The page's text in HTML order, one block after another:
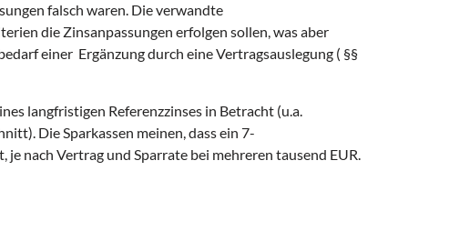
falsch waren. Die verwandte
die Zinsanpassungen erfolgen sollen, was aber
einer Ergänzung durch eine Vertragsauslegung ( §§
langfristigen Referenzzinses in Betracht (u.a.
Die Sparkassen meinen, dass ein 7-
nach Vertrag und Sparrate bei mehreren tausend EUR.